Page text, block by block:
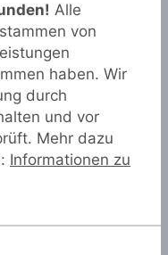
Alle
von
haben. Wir
durch
und vor
Mehr dazu
Informationen zu